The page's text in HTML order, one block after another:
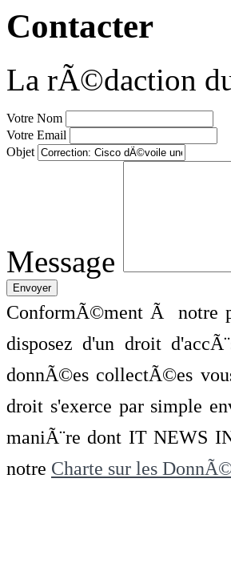
Contacter
La rÃ©daction
Votre Nom
Votre Email
Objet
Message
ConformÃ©ment Ã notre
disposez d'un droit
donnÃ©es collectÃ©es
droit s'exerce par simple
maniÃ¨re dont IT NEWS
notre Charte sur les